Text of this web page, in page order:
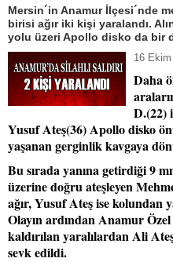
Mersin´in Anamur İlçesi´nde
birisi ağır iki kişi yaralandı.
yolu üzeri Apollo disko da bir
16
Daha
D.(22)
Yusuf Ateş(36) Apollo disko
yaşanan gerginlik kavgaya
Bu sırada yanına getirdiği 9
üzerine doğru ateşleyen
ağır, Yusuf Ateş ise kolundan
Olayın ardından Anamur
kaldırılan yaralılardan Ali
sevk edildi.